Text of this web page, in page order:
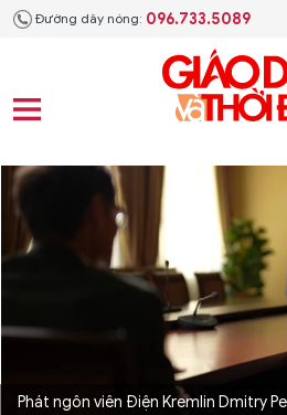
Đường dây nóng: 096.733.5089
Phát ngôn viên Điện Kremlin Dmitry